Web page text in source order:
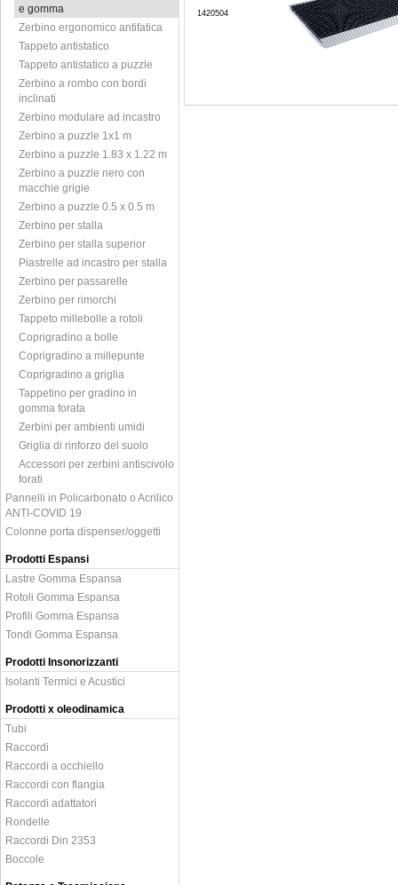
e gomma
Zerbino ergonomico antifatica
Tappeto antistatico
Tappeto antistatico a puzzle
Zerbino a rombo con bordi
inclinati
Zerbino modulare ad incastro
Zerbino a puzzle 1x1 m
Zerbino a puzzle 1.83 x 1.22 m
Zerbino a puzzle nero con
macchie grigie
Zerbino a puzzle 0.5 x 0.5 m
Zerbino per stalla
Zerbino per stalla superior
Piastrelle ad incastro per stalla
Zerbino per passarelle
Zerbino per rimorchi
Tappeto millebolle a rotoli
Coprigradino a bolle
Coprigradino a millepunte
Coprigradino a griglia
Tappetino per gradino in
gomma forata
Zerbini per ambienti umidi
Griglia di rinforzo del suolo
Accessori per zerbini antiscivolo
forati
Pannelli in Policarbonato o Acrilico
ANTI-COVID 19
Colonne porta dispenser/oggetti
Prodotti Espansi
Lastre Gomma Espansa
Rotoli Gomma Espansa
Profili Gomma Espansa
Tondi Gomma Espansa
Prodotti Insonorizzanti
Isolanti Termici e Acustici
Prodotti x oleodinamica
Tubi
Raccordi
Raccordi a occhiello
Raccordi con flangia
Raccordi adattatori
Rondelle
Raccordi Din 2353
Boccole
1420504